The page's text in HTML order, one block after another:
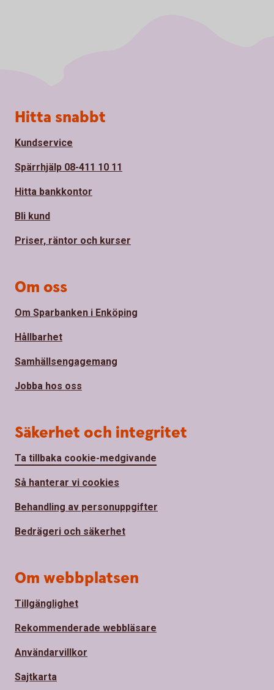
Sidfot
Hitta snabbt
Kundservice
Spärrhjälp 08-411 10 11
Hitta bankkontor
Bli kund
Priser, räntor och kurser
Om oss
Om Sparbanken i Enköping
Hållbarhet
Samhällsengagemang
Jobba hos oss
Säkerhet och integritet
Ta tillbaka cookie-medgivande
Så hanterar vi cookies
Behandling av personuppgifter
Bedrägeri och säkerhet
Om webbplatsen
Tillgänglighet
Rekommenderade webbläsare
Användarvillkor
Sajtkarta